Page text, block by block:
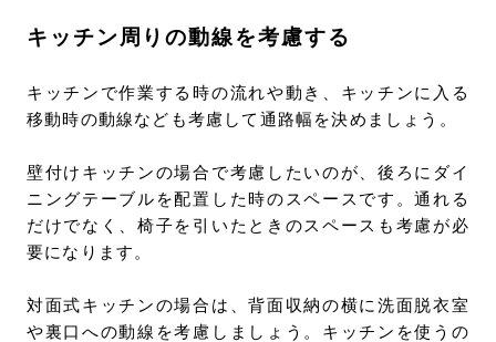
キッチン周りの動線を考慮する
キッチンで作業する時の流れや動き、キッチンに入る
移動時の動線なども考慮して通路幅を決めましょう。
壁付けキッチンの場合で考慮したいのが、後ろにダイ
ニングテーブルを配置した時のスペースです。通れる
だけでなく、椅子を引いたときのスペースも考慮が必
要になります。
対面式キッチンの場合は、背面収納の横に洗面脱衣室
や裏口への動線を考慮しましょう。キッチンを使うの